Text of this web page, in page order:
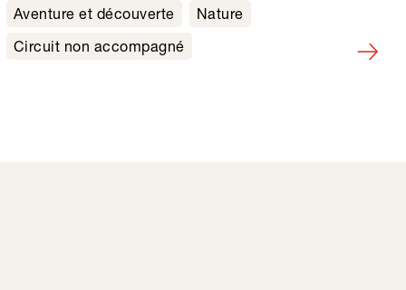
Aventure et découverte
Nature
Circuit non accompagné